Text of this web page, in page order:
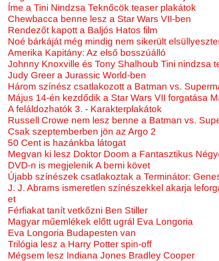
Íme a Tini Nindzsa Teknőcök teaser plakátok
Chewbacca benne lesz a Star Wars VII-ben
Rendezőt kapott a Baljós Hatos film
Noé bárkáját még mindig nem sikerült
Amerika Kapitány: Az első bosszúálló
Johnny Knoxville és Tony Shalhoub Tini nindzsa
Judy Greer a Jurassic World-ben
Három színész csatlakozott a Batman vs.
Május 14-én kezdődik a Star Wars VII forgatása
A feláldozhatók 3. - Karakterplakátok
Russell Crowe nem lesz benne a Batman vs.
Csak szeptemberben jön az Argo 2
50 Cent is hazánkba látogat
Megvan ki lesz Doktor Doom a Fantasztikus
DVD-n is megjelenik A berni követ
Újabb színészek csatlakoztak a Terminátor:
J. J. Abrams ismeretlen színészekkel akarja
et
Férfiakat tanít vetkőzni Ben Stiller
Magyar műemlékek előtt ugrál Eva Longoria
Eva Longoria Budapesten van
Trilógia lesz a Harry Potter spin-off
Mégsem lesz Indiana Jones Bradley Cooper